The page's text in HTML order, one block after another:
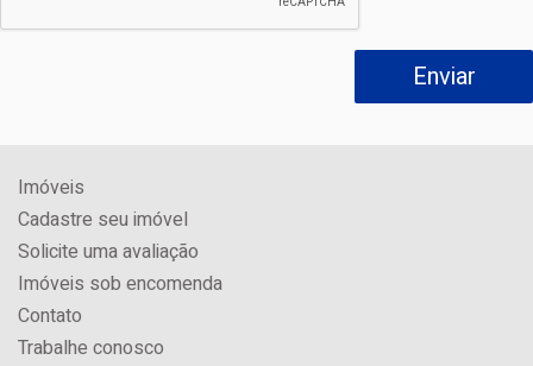
Imóveis
Cadastre seu imóvel
Solicite uma avaliação
Imóveis sob encomenda
Contato
Trabalhe conosco